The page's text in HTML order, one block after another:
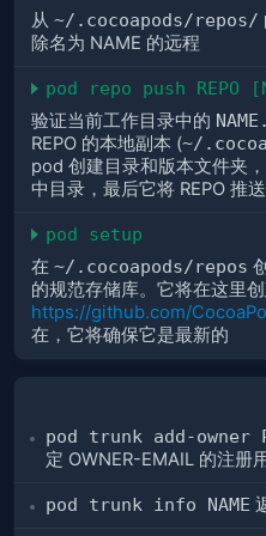
从 ~/.cocoapods/repos/
除名为 NAME 的远程
pod repo push REPO
验证当前工作目录中的
REPO 的本地副本 (~/
pod 创建目录和版本文件夹
中目录，最后它将 REPO 推
pod setup
在 ~/.cocoapods/repos
的规范存储库。它将在这里
https://github.com/
在，它将确保它是最新的
pod trunk add-owner
定 OWNER-EMAIL 的注册
pod trunk info NAME